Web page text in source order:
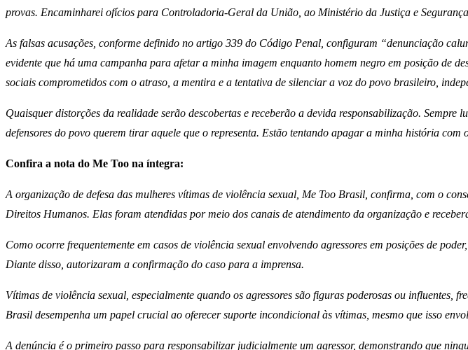
provas. Encaminharei ofícios para Controladoria-Geral da União, ao Ministério da Justiça e
As falsas acusações, conforme definido no artigo 339 do Código Penal, configuram “denunciação
evidente que há uma campanha para afetar a minha imagem enquanto homem negro em posição de
sociais comprometidos com o atraso, a mentira e a tentativa de silenciar a voz do povo brasileiro,
Quaisquer distorções da realidade serão descobertas e receberão a devida responsabilização.
defensores do povo querem tirar aquele que o representa. Estão tentando apagar a minha história com
Confira a nota do Me Too na íntegra:
A organização de defesa das mulheres vítimas de violência sexual, Me Too Brasil, confirma, com o
Direitos Humanos. Elas foram atendidas por meio dos canais de atendimento da organização e
Como ocorre frequentemente em casos de violência sexual envolvendo agressores em posições de
Diante disso, autorizaram a confirmação do caso para a imprensa.
Vítimas de violência sexual, especialmente quando os agressores são figuras poderosas ou influentes,
Brasil desempenha um papel crucial ao oferecer suporte incondicional às vítimas, mesmo que isso
A denúncia é o primeiro passo para responsabilizar judicialmente um agressor, demonstrando que